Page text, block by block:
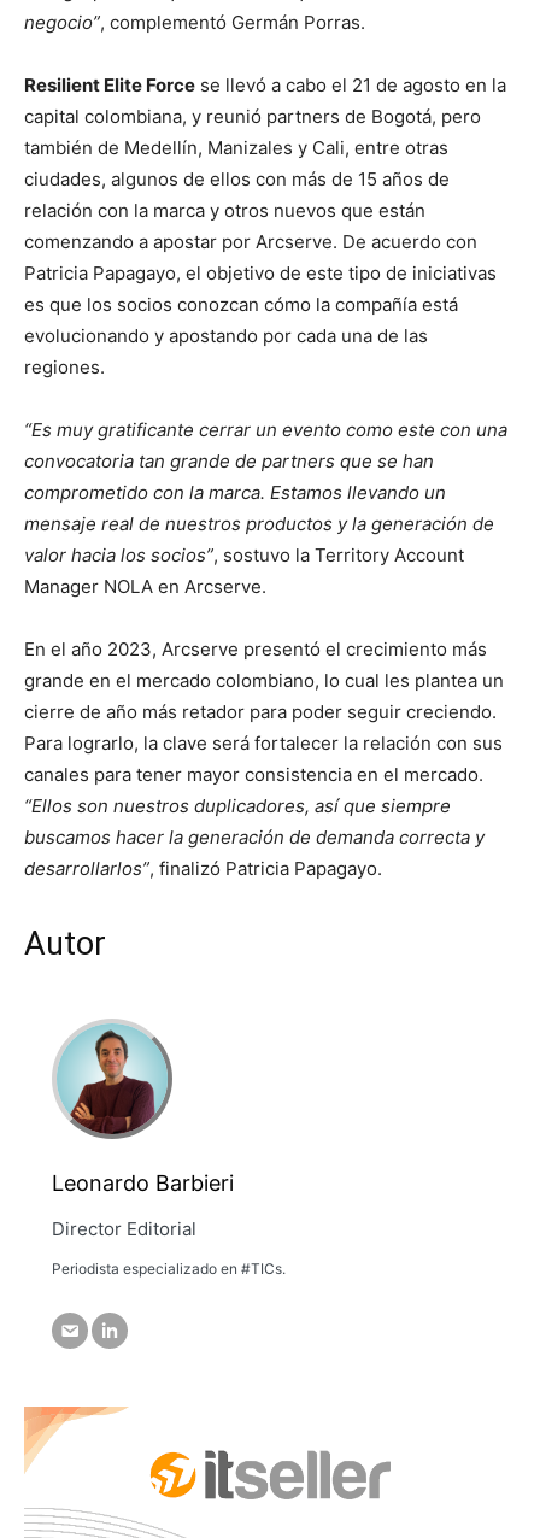
negocio”, complementó Germán Porras.
Resilient Elite Force se llevó a cabo el 21 de agosto en la
capital colombiana, y reunió partners de Bogotá, pero
también de Medellín, Manizales y Cali, entre otras
ciudades, algunos de ellos con más de 15 años de
relación con la marca y otros nuevos que están
comenzando a apostar por Arcserve. De acuerdo con
Patricia Papagayo, el objetivo de este tipo de iniciativas
es que los socios conozcan cómo la compañía está
evolucionando y apostando por cada una de las
regiones.
“Es muy gratificante cerrar un evento como este con una
convocatoria tan grande de partners que se han
comprometido con la marca. Estamos llevando un
mensaje real de nuestros productos y la generación de
valor hacia los socios”, sostuvo la Territory Account
Manager NOLA en Arcserve.
En el año 2023, Arcserve presentó el crecimiento más
grande en el mercado colombiano, lo cual les plantea un
cierre de año más retador para poder seguir creciendo.
Para lograrlo, la clave será fortalecer la relación con sus
canales para tener mayor consistencia en el mercado.
“Ellos son nuestros duplicadores, así que siempre
buscamos hacer la generación de demanda correcta y
desarrollarlos”, finalizó Patricia Papagayo.
Autor
Leonardo Barbieri
Director Editorial
Periodista especializado en #TICs.